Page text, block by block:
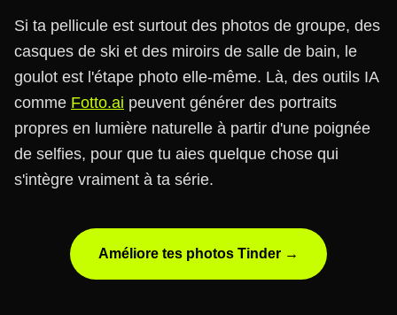
Si ta pellicule est surtout des photos de groupe, des
casques de ski et des miroirs de salle de bain, le
goulot est l'étape photo elle-même. Là, des outils IA
comme Fotto.ai peuvent générer des portraits
propres en lumière naturelle à partir d'une poignée
de selfies, pour que tu aies quelque chose qui
s'intègre vraiment à ta série.
Améliore tes photos Tinder →